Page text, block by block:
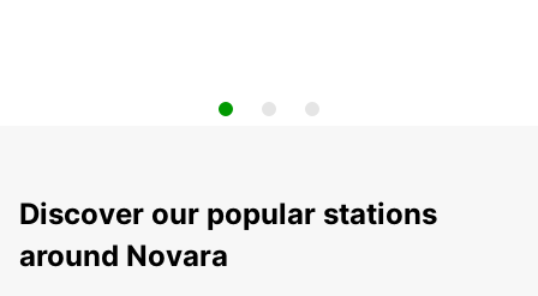
Discover our popular stations
around Novara